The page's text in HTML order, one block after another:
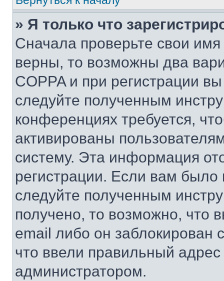
» Я только что
Сначала проверьте свои
верны, то возможны два
COPPA и при регистрации
следуйте полученным
конференциях требуется,
активированы
систему. Эта информация
регистрации. Если вам
следуйте полученным
получено, то возможно, что
email либо он
что ввели правильный адрес
администратором.